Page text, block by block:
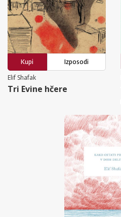
Kupi
Izposodi
Elif Shafak
Tri Evine hčere